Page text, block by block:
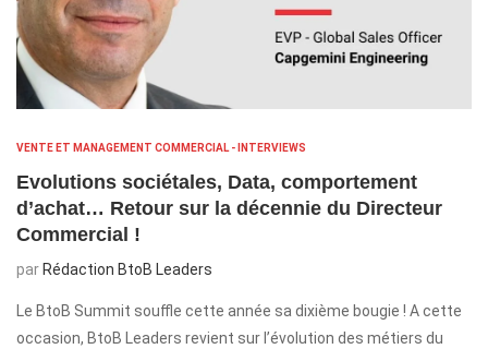
VENTE ET MANAGEMENT COMMERCIAL - INTERVIEWS
Evolutions sociétales, Data, comportement
d’achat… Retour sur la décennie du Directeur
Commercial !
par Rédaction BtoB Leaders
Le BtoB Summit souffle cette année sa dixième bougie ! A cette
occasion, BtoB Leaders revient sur l’évolution des métiers du